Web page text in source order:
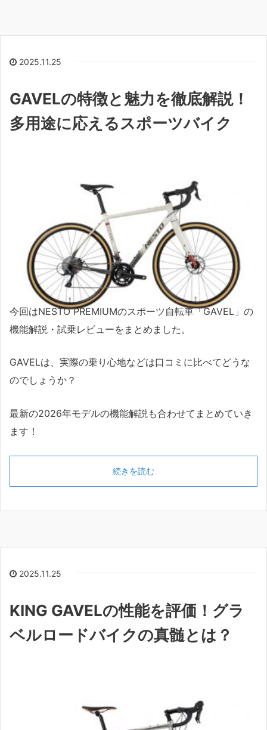
2025.11.25
GAVELの特徴と魅力を徹底解説！
多用途に応えるスポーツバイク
今回はNESTO PREMIUMのスポーツ自転車「GAVEL」の
機能解説・試乗レビューをまとめました。
GAVELは、実際の乗り心地などは口コミに比べてどうな
のでしょうか？
最新の2026年モデルの機能解説も合わせてまとめていき
ます！
続きを読む
2025.11.25
KING GAVELの性能を評価！グラ
ベルロードバイクの真髄とは？